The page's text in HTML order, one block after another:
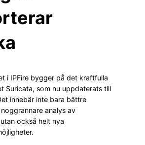
i IPFire bygger på det kraftfulla
Suricata, som nu uppdaterats till
innebär inte bara bättre
analys av
också helt nya